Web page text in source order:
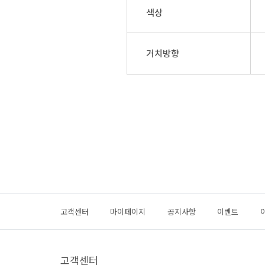
색상
거치방향
고객센터 마이페이지 공지사항 이벤트
고객센터